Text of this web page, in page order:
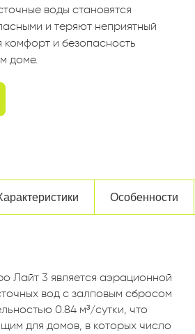
воды становятся
и теряют неприятный
комфорт и безопасность
доме.
Особенности
Лайт 3 является аэрационной
вод с залповым сбросом
0.84 м³/сутки, что
для домов, в которых число